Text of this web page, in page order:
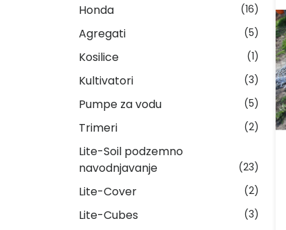
Honda (16)
Agregati (5)
Kosilice (1)
Kultivatori (3)
Pumpe za vodu (5)
Trimeri (2)
Lite-Soil podzemno
navodnjavanje
(23)
Lite-Cover (2)
Lite-Cubes (3)